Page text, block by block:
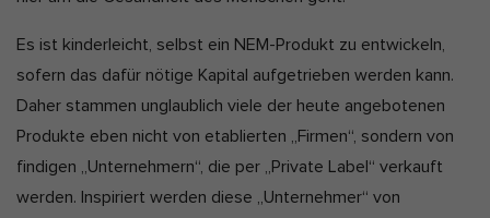
Es ist kinderleicht, selbst ein NEM-Produkt zu entwickeln,
sofern das dafür nötige Kapital aufgetrieben werden kann.
Daher stammen unglaublich viele der heute angebotenen
Produkte eben nicht von etablierten „Firmen“, sondern von
findigen „Unternehmern“, die per „Private Label“ verkauft
werden. Inspiriert werden diese „Unternehmer“ von